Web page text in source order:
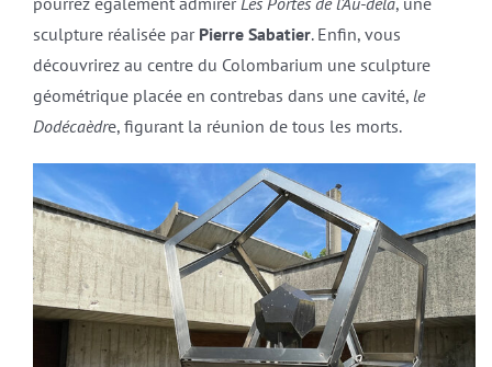
sculpture réalisée par Pierre Sabatier. Enfin, vous
découvrirez au centre du Colombarium une sculpture
géométrique placée en contrebas dans une cavité, le
Dodécaèdre, figurant la réunion de tous les morts.